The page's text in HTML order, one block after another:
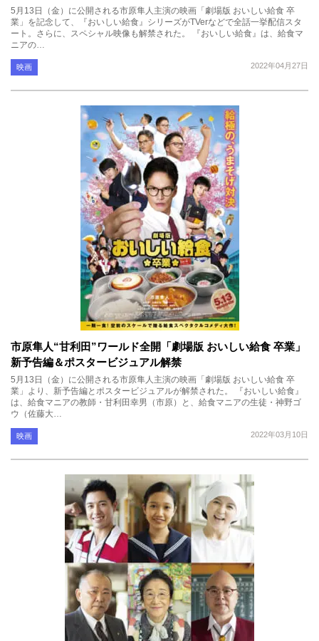
5月13日（金）に公開される市原隼人主演の映画「劇場版 おいしい給食 卒
業」を記念して、『おいしい給食』シリーズがTVerなどで全話一挙配信スタ
ート。さらに、スペシャル映像も解禁された。 『おいしい給食』は、給食マ
ニアの…
2022年04月27日
映画
市原隼人“甘利田”ワールド全開「劇場版 おいしい給食 卒業」
新予告編＆ポスタービジュアル解禁
5月13日（金）に公開される市原隼人主演の映画「劇場版 おいしい給食 卒
業」より、新予告編とポスタービジュアルが解禁された。 『おいしい給食』
は、給食マニアの教師・甘利田幸男（市原）と、給食マニアの生徒・神野ゴ
ウ（佐藤大…
2022年03月10日
映画